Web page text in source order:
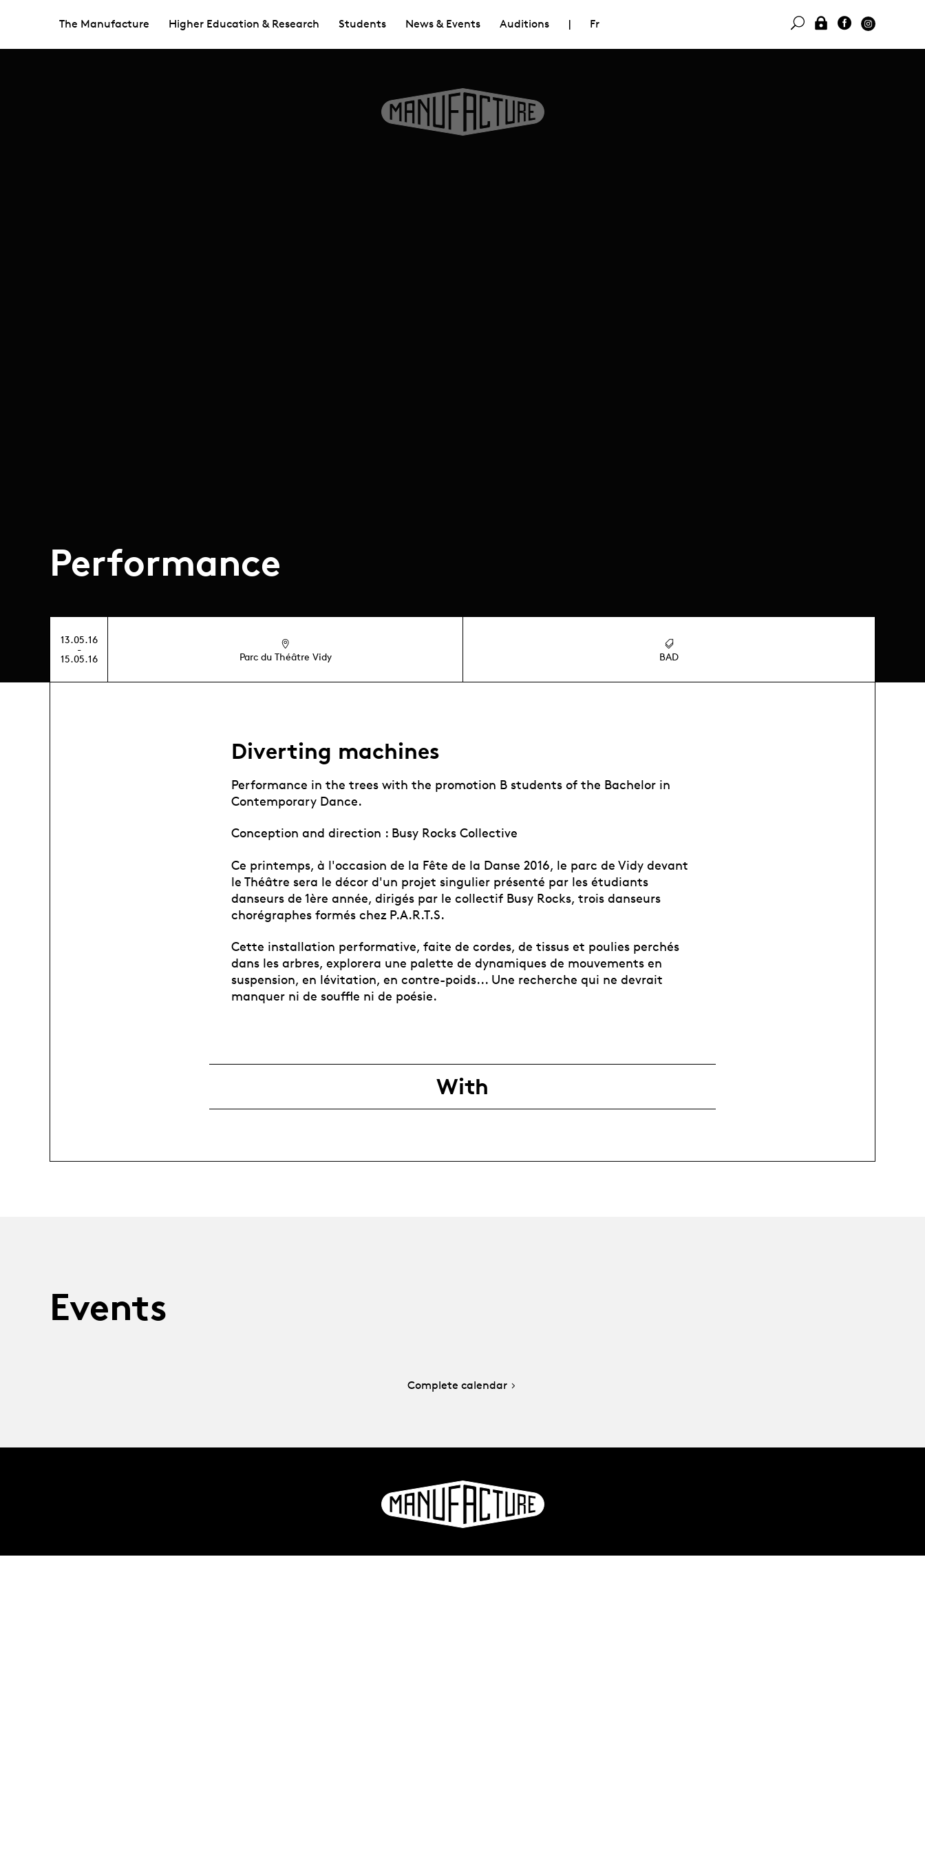
The Manufacture Higher Education & Research Students News & Events Auditions | Fr
Performance
13.05.16
-
15.05.16
Parc du Théâtre Vidy BAD
Diverting machines
Performance in the trees with the promotion B students of the Bachelor in
Contemporary Dance.
Conception and direction : Busy Rocks Collective
Ce printemps, à l'occasion de la Fête de la Danse 2016, le parc de Vidy devant
le Théâtre sera le décor d'un projet singulier présenté par les étudiants
danseurs de 1ère année, dirigés par le collectif Busy Rocks, trois danseurs
chorégraphes formés chez P.A.R.T.S.
Cette installation performative, faite de cordes, de tissus et poulies perchés
dans les arbres, explorera une palette de dynamiques de mouvements en
suspension, en lévitation, en contre-poids... Une recherche qui ne devrait
manquer ni de souffle ni de poésie.
With
Events
Complete calendar